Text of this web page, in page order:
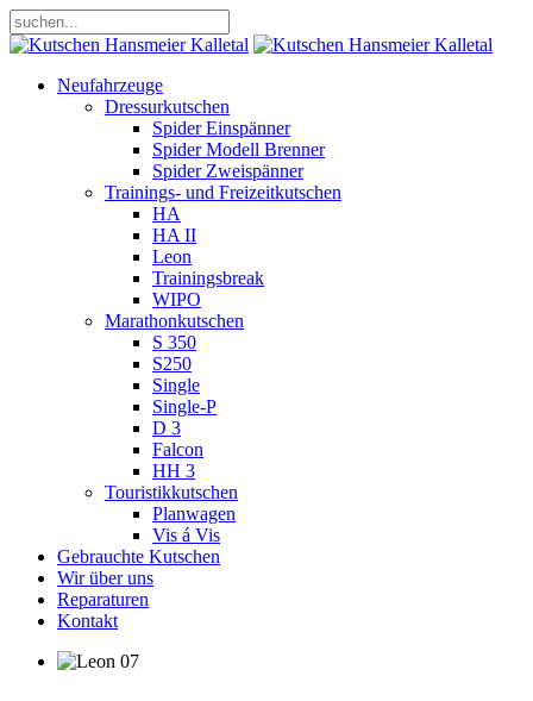
Neufahrzeuge
Dressurkutschen
Spider Einspänner
Spider Modell Brenner
Spider Zweispänner
Trainings- und Freizeitkutschen
HA
HA II
Leon
Trainingsbreak
WIPO
Marathonkutschen
S 350
S250
Single
Single-P
D 3
Falcon
HH 3
Touristikkutschen
Planwagen
Vis á Vis
Gebrauchte Kutschen
Wir über uns
Reparaturen
Kontakt